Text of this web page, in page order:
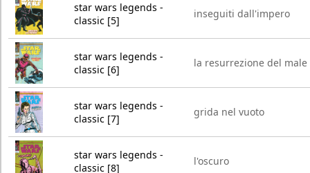
star wars legends -
classic [5]
inseguiti dall'impero
star wars legends -
classic [6]
la resurrezione del male
star wars legends -
classic [7]
grida nel vuoto
star wars legends -
classic [8]
l'oscuro